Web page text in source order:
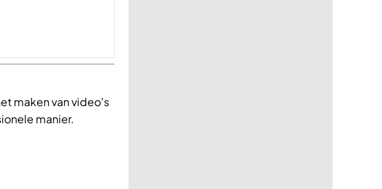
maken van video's
manier.